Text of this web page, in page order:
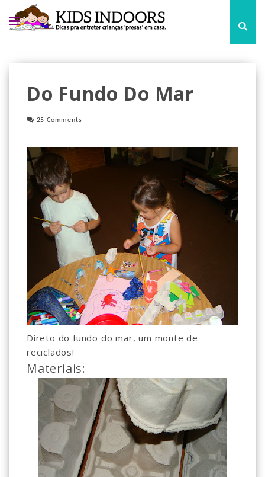
Do Fundo Do Mar
25 Comments
Direto do fundo do mar, um monte de
reciclados!
Materiais: